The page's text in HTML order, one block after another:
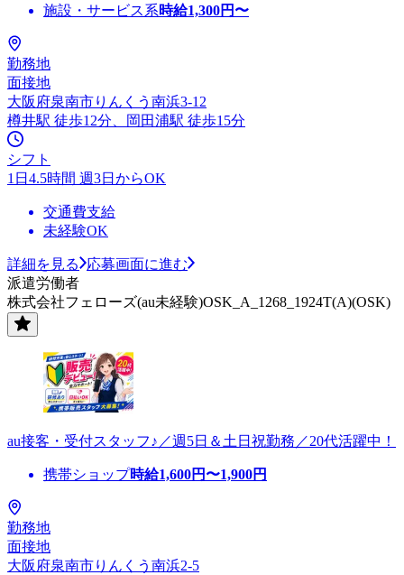
施設・サービス系時給1,300円〜
勤務地
面接地
大阪府泉南市りんくう南浜3-12
樽井駅 徒歩12分、岡田浦駅 徒歩15分
シフト
1日4.5時間 週3日からOK
交通費支給
未経験OK
詳細を見る
応募画面に進む
派遣労働者
株式会社フェローズ(au未経験)OSK_A_1268_1924T(A)(OSK)
au接客・受付スタッフ♪／週5日＆土日祝勤務／20代活躍中！
携帯ショップ時給1,600円〜1,900円
勤務地
面接地
大阪府泉南市りんくう南浜2-5